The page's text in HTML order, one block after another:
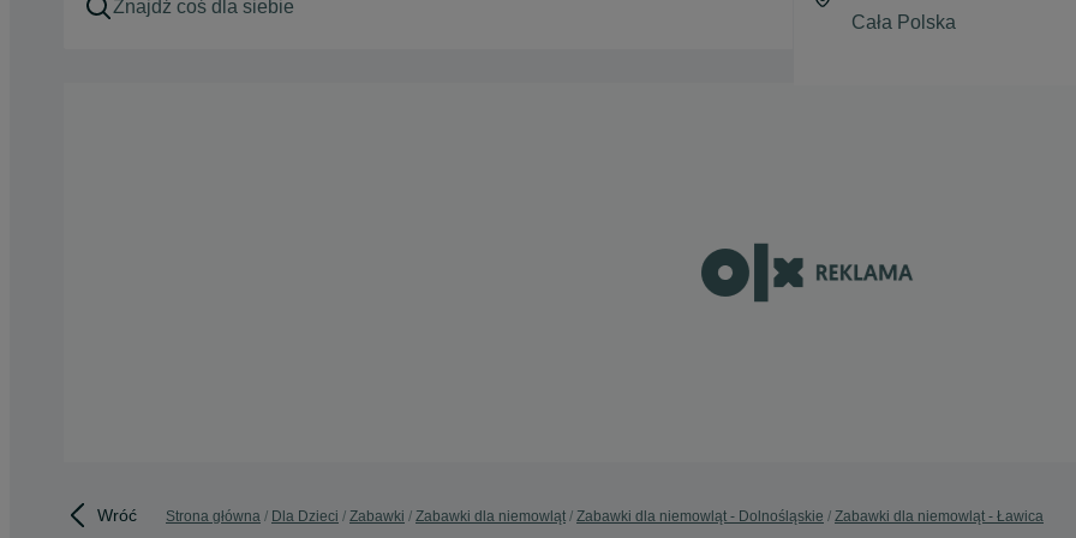
Wróć Strona główna Dla Dzieci Zabawki Zabawki dla niemowląt Zabawki dla niemowląt - Dolnośląskie Zabawki dla niemowląt - Ławica